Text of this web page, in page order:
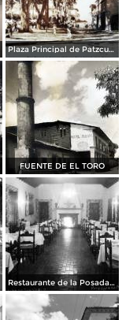
Plaza Principal de Patzcuaro Michoacan Por el fotografo Hugo Brehme
FUENTE DE EL TORO
Restaurante de la Posada de Don Vasco